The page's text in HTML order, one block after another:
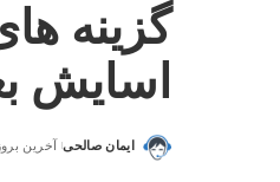
گزینه
اسایش
ایمان صالحی آخرین